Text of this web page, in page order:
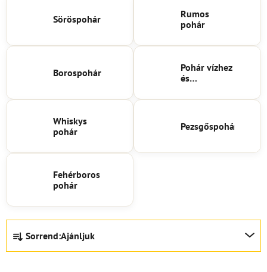
Söröspohár
Rumos
pohár
Borospohár
Pohár vízhez
és
Whiskys
pohár
Pezsgőspohár
Fehérboros
pohár
T
r
Sorrend:Ajánljuk